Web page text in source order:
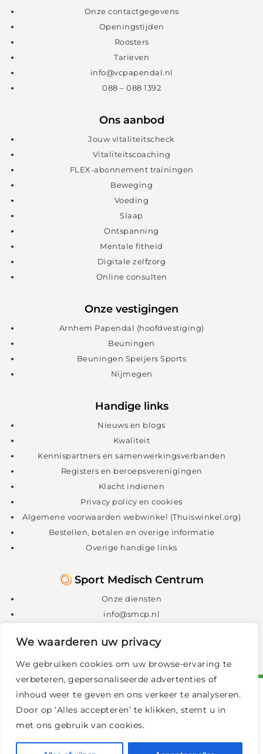
We waarderen uw privacy
We gebruiken cookies om uw browse-ervaring te
verbeteren, gepersonaliseerde advertenties of
inhoud weer te geven en ons verkeer te analyseren.
Door op ‘Alles accepteren’ te klikken, stemt u in
met ons gebruik van cookies.
Onze contactgegevens
Openingstijden
Roosters
Tarieven
info@vcpapendal.nl
088 – 088 1392
Ons aanbod
Jouw vitaliteitscheck
Vitaliteitscoaching
FLEX-abonnement trainingen
Beweging
Voeding
Slaap
Ontspanning
Mentale fitheid
Digitale zelfzorg
Online consulten
Onze vestigingen
Arnhem Papendal (hoofdvestiging)
Beuningen
Beuningen Speijers Sports
Nijmegen
Handige links
Nieuws en blogs
Kwaliteit
Kennispartners en samenwerkingsverbanden
Registers en beroepsverenigingen
Klacht indienen
Privacy policy en cookies
Algemene voorwaarden webwinkel (Thuiswinkel.org)
Bestellen, betalen en overige informatie
Overige handige links
Sport Medisch Centrum
Onze diensten
info@smcp.nl